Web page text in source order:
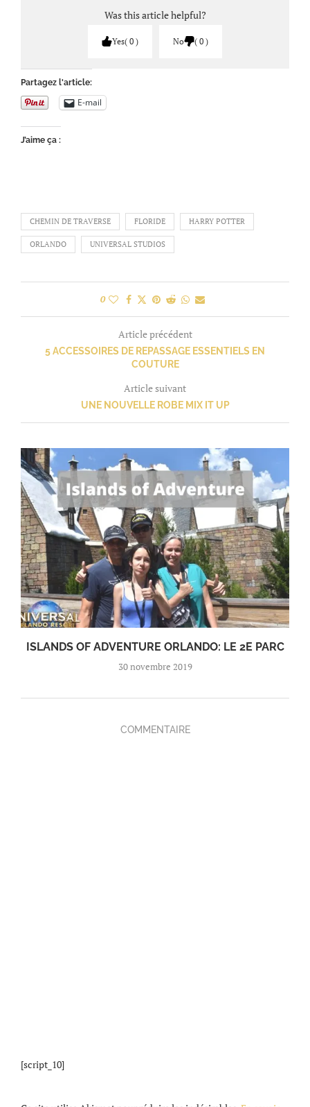
Was this article helpful?
Yes 0 No 0
Partagez l'article:
E-mail
J’aime ça :
CHEMIN DE TRAVERSE FLORIDE HARRY POTTER
ORLANDO UNIVERSAL STUDIOS
0
Article précédent
5 ACCESSOIRES DE REPASSAGE ESSENTIELS EN
COUTURE
Article suivant
UNE NOUVELLE ROBE MIX IT UP
ISLANDS OF ADVENTURE ORLANDO: LE 2E PARC
30 novembre 2019
COMMENTAIRE
[script_10]